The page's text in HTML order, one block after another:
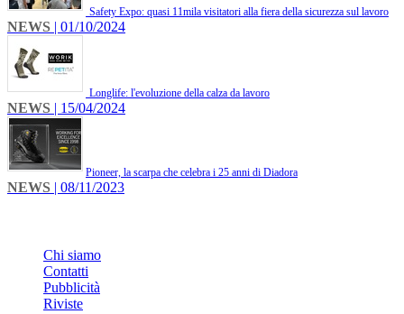
Safety Expo: quasi 11mila visitatori alla fiera della sicurezza sul lavoro
NEWS | 01/10/2024
Longlife: l'evoluzione della calza da lavoro
NEWS | 15/04/2024
​Pioneer, la scarpa che celebra i 25 anni di Diadora
NEWS | 08/11/2023
Chi siamo
Contatti
Pubblicità
Riviste